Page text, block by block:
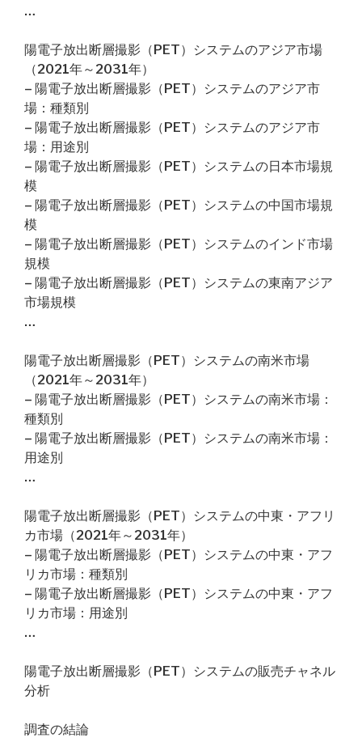
…
陽電子放出断層撮影（PET）システムのアジア市場
（2021年～2031年）
– 陽電子放出断層撮影（PET）システムのアジア市
場：種類別
– 陽電子放出断層撮影（PET）システムのアジア市
場：用途別
– 陽電子放出断層撮影（PET）システムの日本市場規
模
– 陽電子放出断層撮影（PET）システムの中国市場規
模
– 陽電子放出断層撮影（PET）システムのインド市場
規模
– 陽電子放出断層撮影（PET）システムの東南アジア
市場規模
…
陽電子放出断層撮影（PET）システムの南米市場
（2021年～2031年）
– 陽電子放出断層撮影（PET）システムの南米市場：
種類別
– 陽電子放出断層撮影（PET）システムの南米市場：
用途別
…
陽電子放出断層撮影（PET）システムの中東・アフリ
カ市場（2021年～2031年）
– 陽電子放出断層撮影（PET）システムの中東・アフ
リカ市場：種類別
– 陽電子放出断層撮影（PET）システムの中東・アフ
リカ市場：用途別
…
陽電子放出断層撮影（PET）システムの販売チャネル
分析
調査の結論